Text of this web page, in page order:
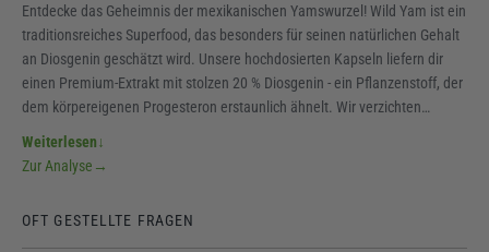
Entdecke das Geheimnis der mexikanischen Yamswurzel! Wild Yam ist ein
traditionsreiches Superfood, das besonders für seinen natürlichen Gehalt
an Diosgenin geschätzt wird. Unsere hochdosierten Kapseln liefern dir
einen Premium-Extrakt mit stolzen 20 % Diosgenin - ein Pflanzenstoff, der
dem körpereigenen Progesteron erstaunlich ähnelt. Wir verzichten
Wert auf natürliche Balance legen.
Weiterlesen↓
Zur Analyse →
OFT GESTELLTE FRAGEN